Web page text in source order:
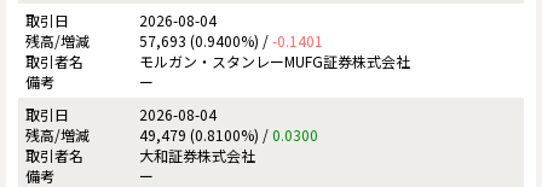
2026-08-04
57,693 (0.9400%) /-0.1401
モルガン・スタンレーMUFG証券株式会社
ー
2026-08-04
49,479 (0.8100%) /0.0300
大和証券株式会社
ー